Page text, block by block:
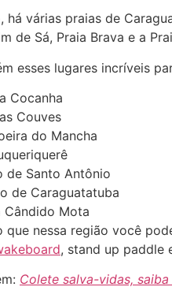
há várias praias de
de Sá, Praia Brava e a
esses lugares incríveis
Cocanha
Couves
do Mancha
de Santo Antônio
de Caraguatatuba
Cândido Mota
que nessa região você
, stand up paddle
Colete salva-vidas,